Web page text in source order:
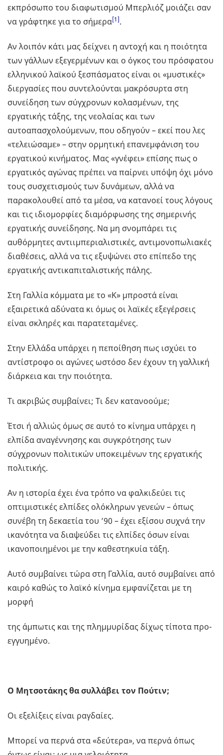
εκπρόσωπο του διαφωτισμού Μπερλιόζ μοιάζει σαν
να γράφτηκε για το σήμερα[1].
Αν λοιπόν κάτι μας δείχνει η αντοχή και η ποιότητα
των γάλλων εξεγερμένων και ο όγκος του πρόσφατου
ελληνικού λαϊκού ξεσπάσματος είναι οι «μυστικές»
διεργασίες που συντελούνται μακρόσυρτα στη
συνείδηση των σύγχρονων κολασμένων, της
εργατικής τάξης, της νεολαίας και των
αυτοαπασχολούμενων, που οδηγούν – εκεί που λες
«τελειώσαμε» – στην ορμητική επανεμφάνιση του
εργατικού κινήματος. Μας «γνέφει» επίσης πως ο
εργατικός αγώνας πρέπει να παίρνει υπόψη όχι μόνο
τους συσχετι­σμούς των δυνάμεων, αλλά να
παρακολουθεί από τα μέσα, να κατανοεί τους λόγους
και τις ιδιομορφίες διαμόρφωσης της σημερινής
εργα­τικής συνείδησης. Να μη σνομπάρει τις
αυθόρμη­τες αντιιμπεριαλιστικές, αντιμονο­πωλιακές
διαθέσεις, αλλά να τις εξυψώνει στο επίπεδο της
εργα­τικής αντικαπιταλιστικής πάλης.
Στη Γαλλία κόμματα με το «Κ» μπροστά είναι
εξαιρετικά αδύνατα κι όμως οι λαϊκές εξεγέρσεις
είναι σκληρές και παρατεταμένες.
Στην Ελλάδα υπάρχει η πεποίθηση πως ισχύει το
αντίστροφο οι αγώνες ωστόσο δεν έχουν τη γαλλική
διάρκεια και την ποιότητα.
Τι ακριβώς συμβαίνει; Τι δεν κατανοούμε;
Έτσι ή αλλιώς όμως σε αυτό το κίνημα υπάρχει η
ελπίδα αναγέννησης και συγκρότησης των
σύγχρονων πολιτικών υποκειμένων της εργατικής
πολιτικής.
Αν η ιστορία έχει ένα τρόπο να φαλκιδεύει τις
οπτιμιστικές ελπίδες ολόκληρων γενεών – όπως
συνέβη τη δεκαετία του ’90 – έχει εξίσου συχνά την
ικανότητα να διαψεύδει τις ελπίδες όσων είναι
ικανοποιημένοι με την καθεστηκυία τάξη.
Αυτό συμβαίνει τώρα στη Γαλλία, αυτό συμβαίνει από
καιρό καθώς το λαϊκό κίνημα εμφανίζεται με τη
μορφή
της άμπωτις και της πλημμυρίδας δίχως τίποτα προ-
εγγυημένο.
Ο Μητσοτάκης θα συλλάβει τον Πούτιν;
Οι εξελίξεις είναι ραγδαίες.
Μπορεί να περνά στα «δεύτερα», να περνά όπως